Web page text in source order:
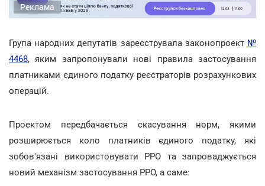
Реклама
Група народних депутатів зареєструвала законопроект №
4468, яким запропонували нові правила застосування
платниками єдиного податку реєстраторів розрахункових
операцій.
Проектом передбачається скасування норм, якими
розширюється коло платників єдиного податку, які
зобов'язані використовувати РРО та запроваджується
новий механізм застосування РРО, а саме: